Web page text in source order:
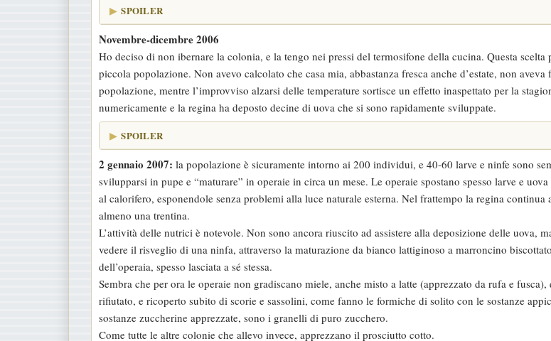
SPOILER
Novembre-dicembre 2006
Ho deciso di non ibernare la colonia, e la tengo nei pressi del termosifone della cucina. Questa
piccola popolazione. Non avevo calcolato che casa mia, abbastanza fresca anche d’estate, non
popolazione, mentre l’improvviso alzarsi delle temperature sortisce un effetto inaspettato per la
numericamente e la regina ha deposto decine di uova che si sono rapidamente sviluppate.
SPOILER
2 gennaio 2007: la popolazione è sicuramente intorno ai 200 individui, e 40-60 larve e ninfe sono
svilupparsi in pupe e “maturare” in operaie in circa un mese. Le operaie spostano spesso larve e
al calorifero, esponendole senza problemi alla luce naturale esterna. Nel frattempo la regina continua
almeno una trentina.
L’attività delle nutrici è notevole. Non sono ancora riuscito ad assistere alla deposizione delle uova,
vedere il risveglio di una ninfa, attraverso la maturazione da bianco lattiginoso a marroncino
dell’operaia, spesso lasciata a sé stessa.
Sembra che per ora le operaie non gradiscano miele, anche misto a latte (apprezzato da rufa e fusca),
rifiutato, e ricoperto subito di scorie e sassolini, come fanno le formiche di solito con le sostanze
sostanze zuccherine apprezzate, sono i granelli di puro zucchero.
Come tutte le altre colonie che allevo invece, apprezzano il prosciutto cotto.